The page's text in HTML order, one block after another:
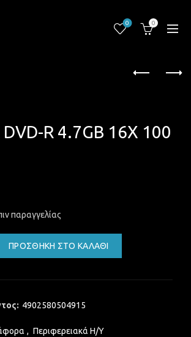
0 0
R 4.7GB 16X 100
παραγγελίας
ΠΡΟΣΘΉΚΗ ΣΤΟ ΚΑΛΆΘΙ
4902580504915
, Περιφερειακά Η/Υ